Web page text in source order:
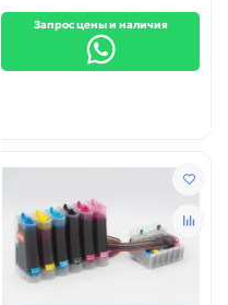
Запрос цены и наличия